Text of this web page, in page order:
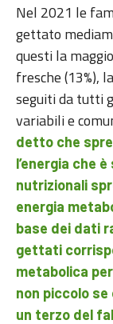
Nel 2021 le
gettato
questi la
fresche (13%),
seguiti da tutti
variabili e
detto che
l’energia che
nutrizionali
energia
base dei dati
gettati
metabolica
non piccolo
un terzo del